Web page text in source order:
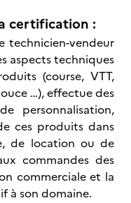
certification :
technicien-vendeur
aspects techniques
(course, VTT,
…), effectue des
personnalisation,
ces produits dans
de location ou de
commandes des
commerciale et la
à son domaine.